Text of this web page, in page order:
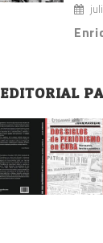
EDITORIAL